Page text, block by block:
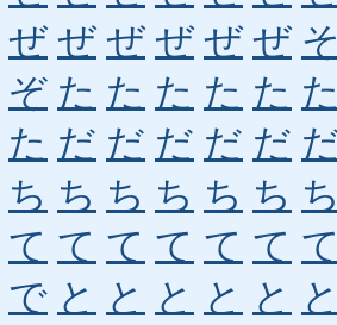
ぜ ぜ ぜ ぜ ぜ ぜ
ぞ た た た た た
た だ だ だ だ だ
ち ち ち ち ち ち
て て て て て て
で と と と と と